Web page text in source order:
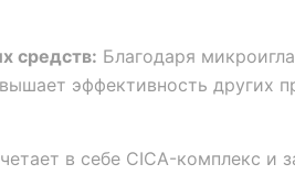
средств: Благодаря
эффективность других
в себе CICA-комплекс и